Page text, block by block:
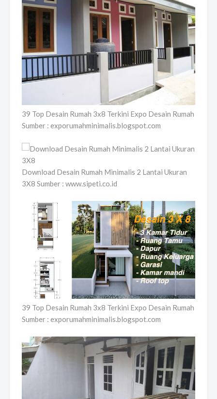
39 Top Desain Rumah 3x8 Terkini Expo Desain Rumah
Sumber : exporumahminimalis.blogspot.com
Download Desain Rumah Minimalis 2 Lantai Ukuran
3X8 Sumber : www.sipeti.co.id
39 Top Desain Rumah 3x8 Terkini Expo Desain Rumah
Sumber : exporumahminimalis.blogspot.com